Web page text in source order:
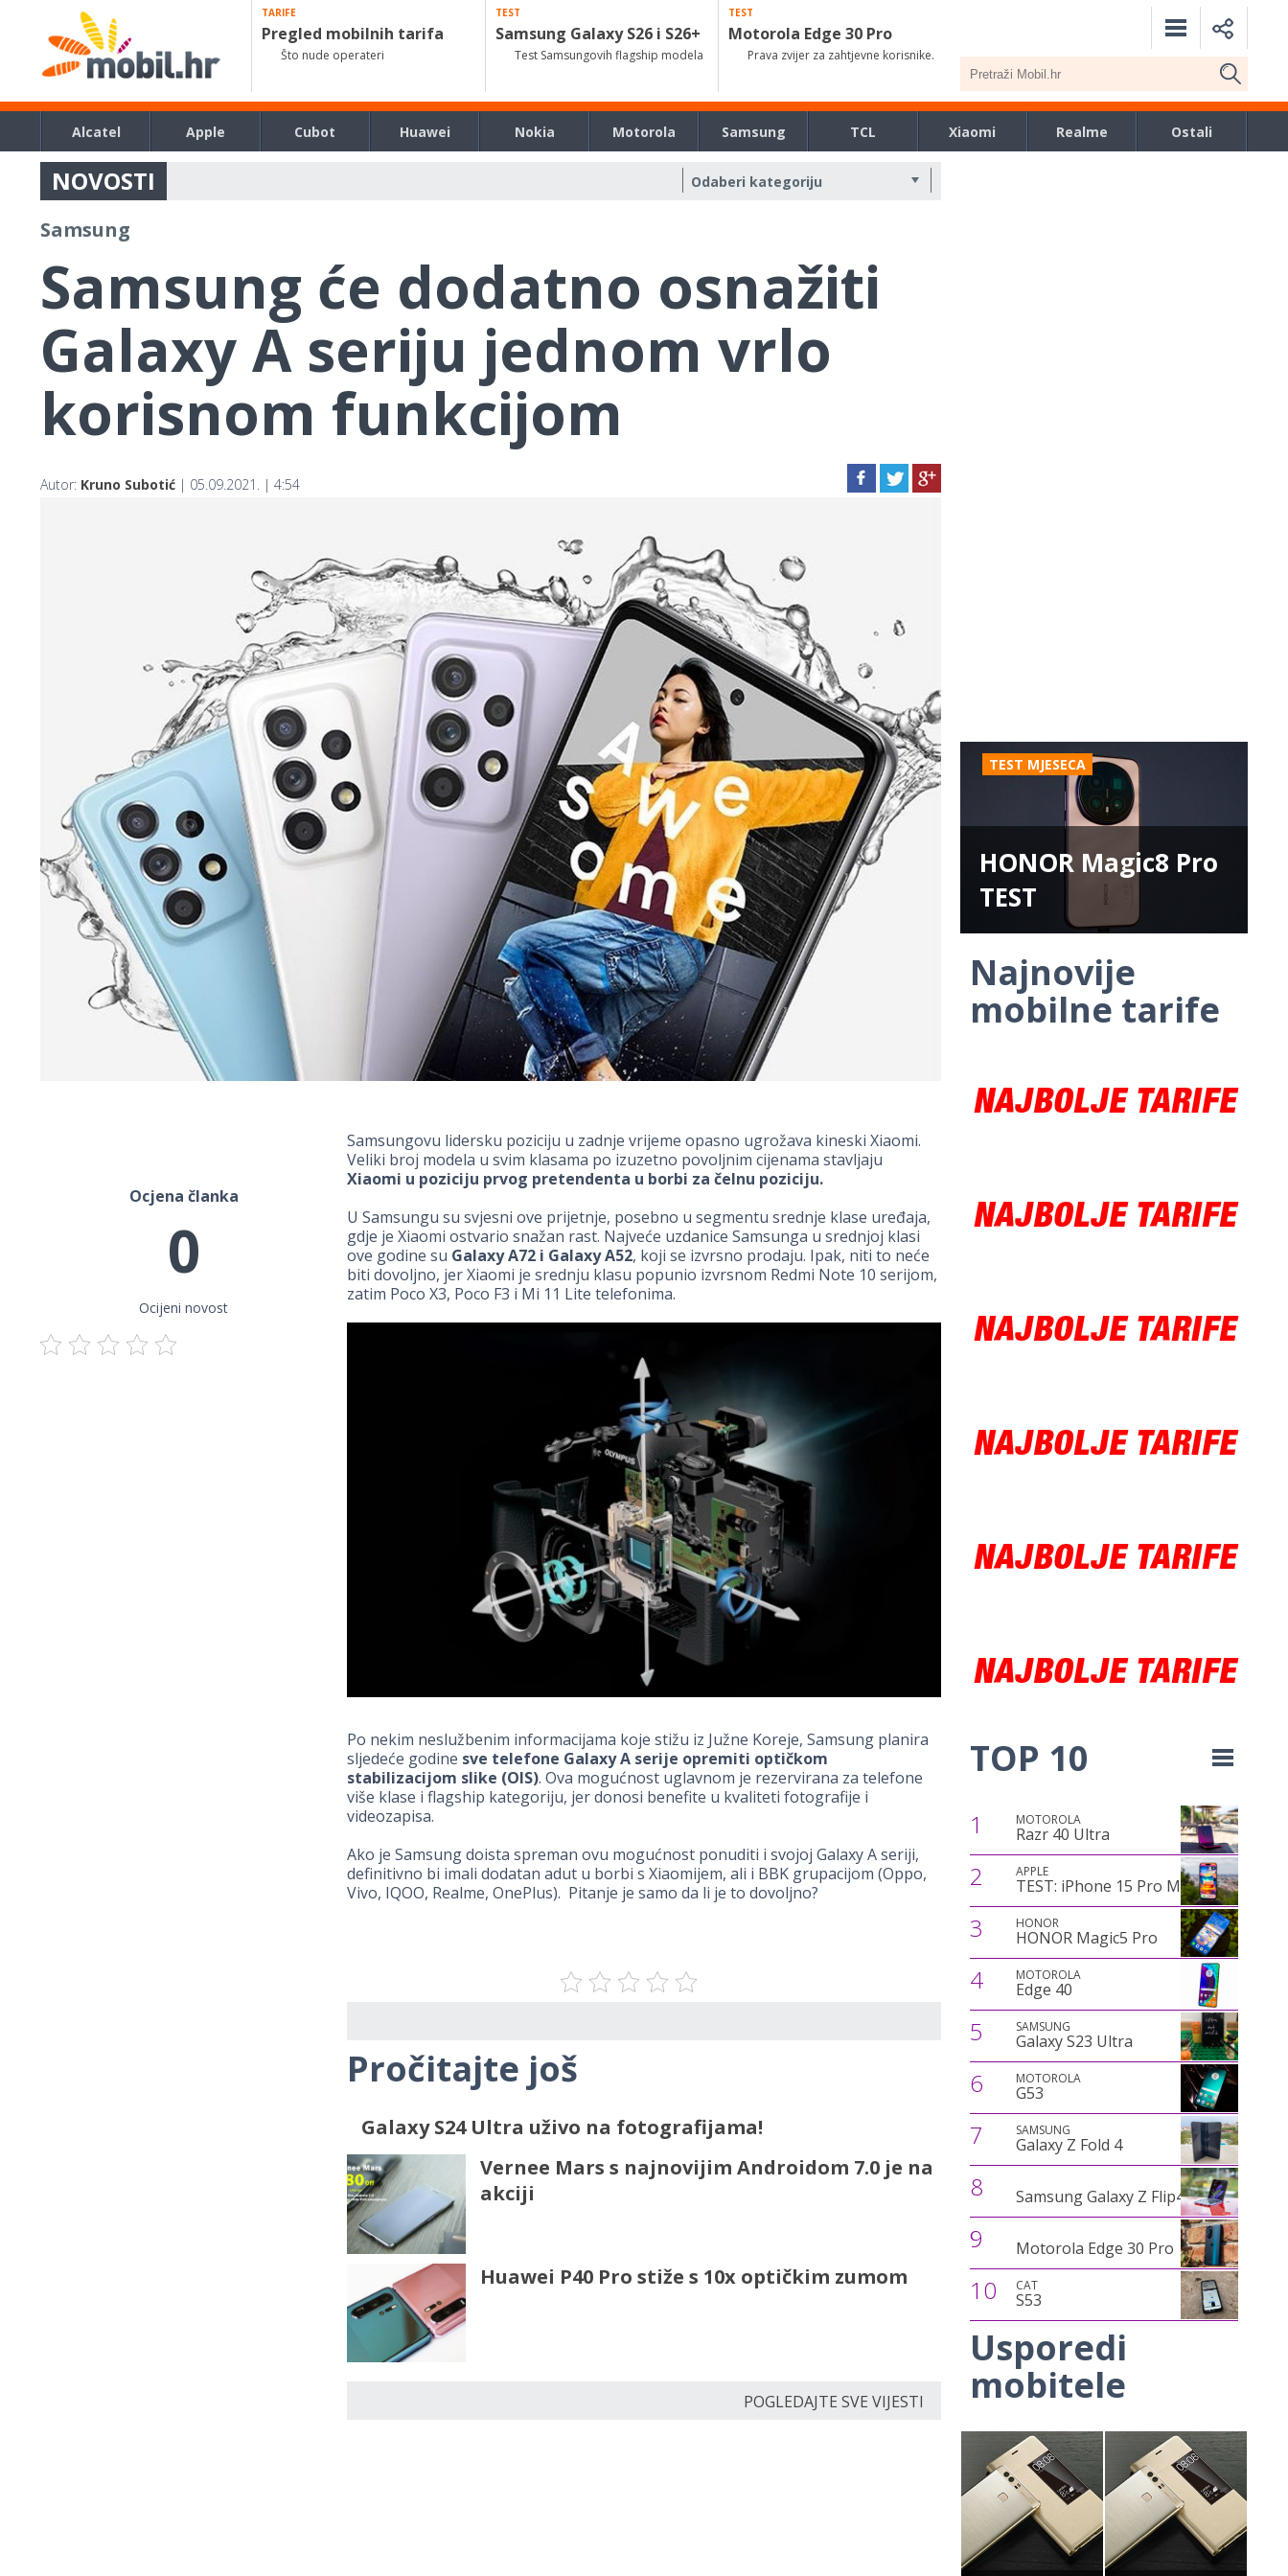
TARIFE
Pregled mobilnih tarifa
Što nude operateri
TEST
Samsung Galaxy S26 i S26+
Test Samsungovih flagship modela
TEST
Motorola Edge 30 Pro
Prava zvijer za zahtjevne korisnike.
Alcatel Apple Cubot Huawei Nokia Motorola Samsung TCL Xiaomi Realme Ostali
NOVOSTI
Samsung
Samsung će dodatno osnažiti
Galaxy A seriju jednom vrlo
korisnom funkcijom
Autor: Kruno Subotić | 05.09.2021. | 4:54
Ocjena članka
0
Ocijeni novost
Samsungovu lidersku poziciju u zadnje vrijeme opasno ugrožava kineski Xiaomi.
Veliki broj modela u svim klasama po izuzetno povoljnim cijenama stavljaju
Xiaomi u poziciju prvog pretendenta u borbi za čelnu poziciju.
U Samsungu su svjesni ove prijetnje, posebno u segmentu srednje klase uređaja,
gdje je Xiaomi ostvario snažan rast. Najveće uzdanice Samsunga u srednjoj klasi
ove godine su Galaxy A72 i Galaxy A52, koji se izvrsno prodaju. Ipak, niti to neće
biti dovoljno, jer Xiaomi je srednju klasu popunio izvrsnom Redmi Note 10 serijom,
zatim Poco X3, Poco F3 i Mi 11 Lite telefonima.
Po nekim neslužbenim informacijama koje stižu iz Južne Koreje, Samsung planira
sljedeće godine sve telefone Galaxy A serije opremiti optičkom
stabilizacijom slike (OIS). Ova mogućnost uglavnom je rezervirana za telefone
više klase i flagship kategoriju, jer donosi benefite u kvaliteti fotografije i
videozapisa.
Ako je Samsung doista spreman ovu mogućnost ponuditi i svojoj Galaxy A seriji,
definitivno bi imali dodatan adut u borbi s Xiaomijem, ali i BBK grupacijom (Oppo,
Vivo, IQOO, Realme, OnePlus). Pitanje je samo da li je to dovoljno?
Pročitajte još
Galaxy S24 Ultra uživo na fotografijama!
Vernee Mars s najnovijim Androidom 7.0 je na
akciji
Huawei P40 Pro stiže s 10x optičkim zumom
POGLEDAJTE SVE VIJESTI
TEST MJESECA
HONOR Magic8 Pro
TEST
Najnovije
mobilne tarife
TOP 10
1 MOTOROLA
Razr 40 Ultra
2 APPLE
TEST: iPhone 15 Pro Max
3 HONOR
HONOR Magic5 Pro
4 MOTOROLA
Edge 40
5 SAMSUNG
Galaxy S23 Ultra
6 MOTOROLA
G53
7 SAMSUNG
Galaxy Z Fold 4
8 Samsung Galaxy Z Flip4
9 Motorola Edge 30 Pro
10 CAT
S53
Usporedi
mobitele